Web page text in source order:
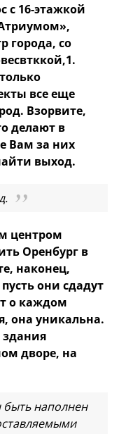
с 16-этажкой
города, со
все еще
Взорвите,
делают в
Вам за них
выход.
центром
Оренбург в
наконец,
они сдадут
о каждом
она уникальна.
здания
дворе, на
наполнен